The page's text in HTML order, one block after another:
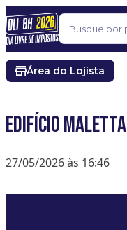
Pular para o conteúdo
Buscar
Área do Lojista
Edifício Maletta
27/05/2026 às 16:46